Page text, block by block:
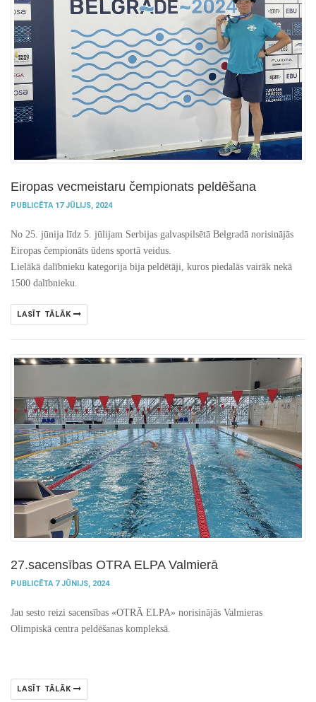
Eiropas vecmeistaru čempionats peldēšana
PUBLICĒTA 17 JŪLIJS, 2024
No 25. jūnija līdz 5. jūlijam Serbijas galvaspilsētā Belgradā norisinājās
Eiropas čempionāts ūdens sportā veidus.
Lielākā dalībnieku kategorija bija peldētāji, kuros piedalās vairāk nekā
1500 dalībnieku.
LASĪT TĀLĀK
27.sacensības OTRA ELPA Valmierā
PUBLICĒTA 7 JŪNIJS, 2024
Jau sesto reizi sacensības «OTRĀ ELPA» norisinājās Valmieras
Olimpiskā centra peldēšanas kompleksā.
LASĪT TĀLĀK